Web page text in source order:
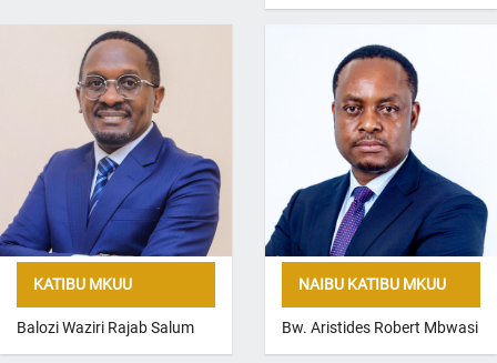
KATIBU MKUU
Balozi Waziri Rajab Salum
NAIBU KATIBU MKUU
Bw. Aristides Robert Mbwasi